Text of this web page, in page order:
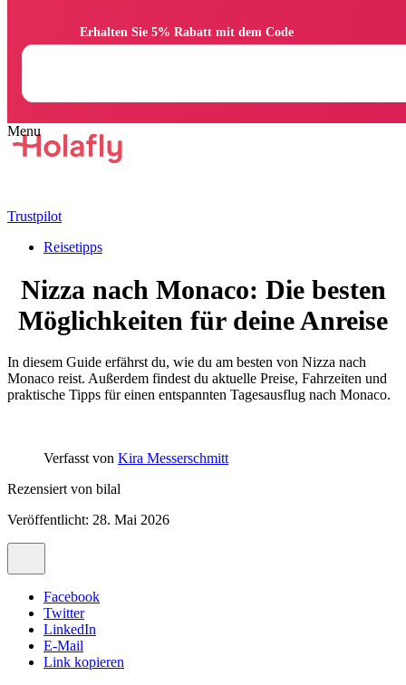
Trustpilot
Reisetipps
Nizza nach Monaco: Die besten
Möglichkeiten für deine Anreise
In diesem Guide erfährst du, wie du am besten von Nizza nach
Monaco reist. Außerdem findest du aktuelle Preise, Fahrzeiten und
praktische Tipps für einen entspannten Tagesausflug nach Monaco.
Verfasst von Kira Messerschmitt
Rezensiert von bilal
Veröffentlicht: 28. Mai 2026
Facebook
Twitter
LinkedIn
E-Mail
Link kopieren